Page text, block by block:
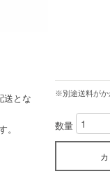
送とな
。
※別途送料がか
数量